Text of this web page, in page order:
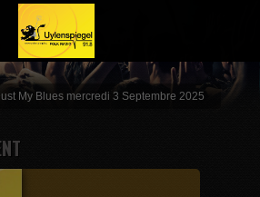
My Blues mercredi 3 Septembre 2025